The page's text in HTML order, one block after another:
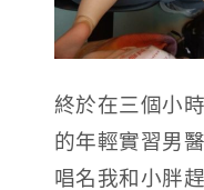
終於在三個小
的年輕實習男
唱名我和小胖